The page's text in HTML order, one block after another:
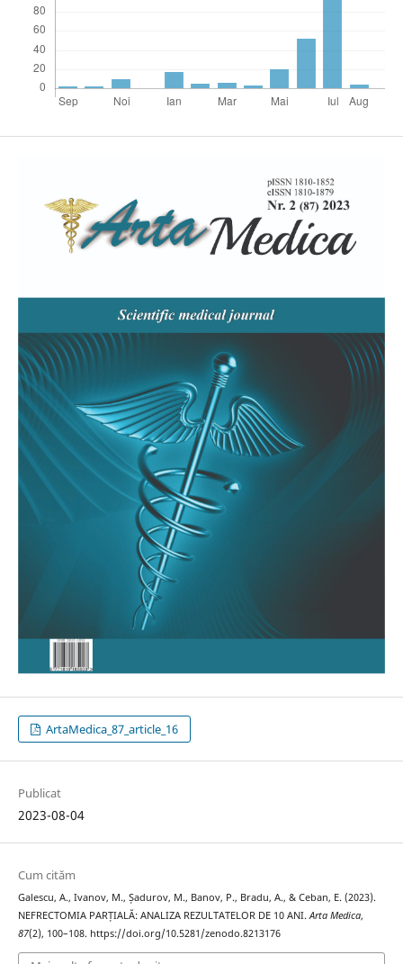
ArtaMedica_87_article_16
Publicat
2023-08-04
Cum cităm
Galescu, A., Ivanov, M., Șadurov, M., Banov, P., Bradu, A., & Ceban, E. (2023).
NEFRECTOMIA PARȚIALĂ: ANALIZA REZULTATELOR DE 10 ANI.Arta Medica,
87(2), 100–108. https://doi.org/10.5281/zenodo.8213176